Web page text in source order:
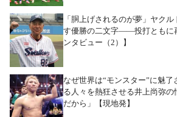
「胴上げされるのが夢」ヤク
す優勝の二文字――投打ともに
ンタビュー（2）】
なぜ世界は“モンスター”に魅
る人々を熱狂させる井上尚弥の
だから」【現地発】